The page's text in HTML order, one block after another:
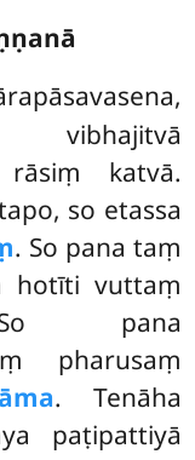
vibhajitvā
rāsiṃ katvā.
so etassa
. So pana taṃ
hotīti vuttaṃ
pana
pharusaṃ
. Tenāha
paṭipattiyā